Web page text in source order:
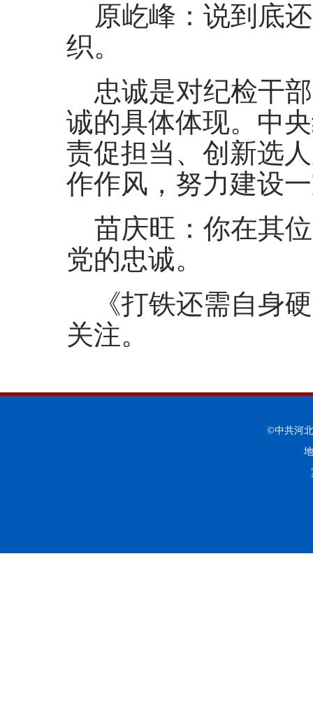
原屹峰：说到底
织。
忠诚是对纪检干
诚的具体体现。中
责促担当、创新选
作作风，努力建设
苗庆旺：你在其
党的忠诚。
《打铁还需自身
关注。
©中共河